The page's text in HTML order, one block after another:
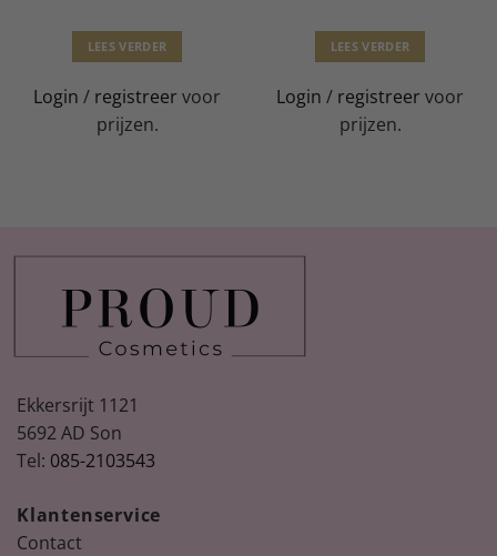
LEES VERDER
Login / registreer voor
prijzen.
LEES VERDER
Login / registreer voor
prijzen.
Ekkersrijt 1121
5692 AD Son
Tel: 085-2103543
Klantenservice
Contact